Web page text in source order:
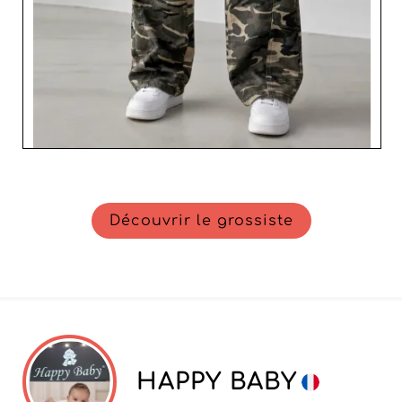
Découvrir le grossiste
HAPPY BABY